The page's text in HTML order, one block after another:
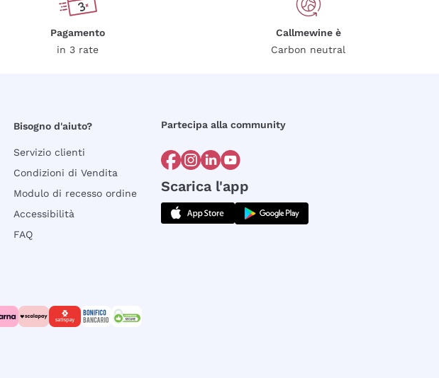
Pagamento
in 3 rate
Callmewine è
Carbon neutral
Bisogno d'aiuto?
Servizio clienti
Condizioni di Vendita
Modulo di recesso ordine
Accessibilità
FAQ
Partecipa alla community
Scarica l'app